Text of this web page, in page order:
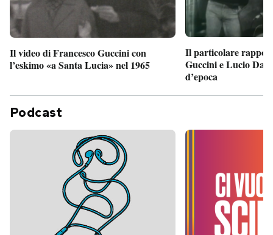
Il video di Francesco Guccini con
l’eskimo «a Santa Lucia» nel 1965
Il particolare
Guccini e Lucio
d’epoca
Podcast